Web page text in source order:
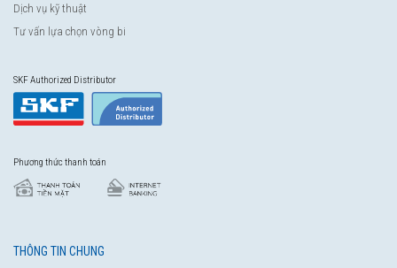
Dịch vụ kỹ thuật
Tư vấn lựa chọn vòng bi
SKF Authorized Distributor
Phương thức thanh toán
THÔNG TIN CHUNG